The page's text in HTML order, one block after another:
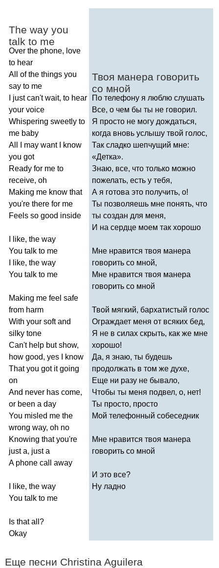
The way you
talk to me
Over the phone, love
to hear
All
of the things you
say to me
just can't wait, to hear
your voice
Whispering sweetly to
me baby
All
may want
know
you got
Ready for me to
receive, oh
Making me know that
you're there for me
Feels so good inside
like, the way
You talk to me
like, the way
You talk to me
Making me feel safe
from harm
With your soft and
silky tone
Can't help but show,
how good, yes
know
That you got it going
on
And never has come,
or been a day
You misled me the
wrong way, oh no
Knowing that you're
just a, just a
A phone call away
like, the way
You talk to me
Is that all ?
Okay
Твоя манера говорить
со мной
По телефону я люблю слушать
Все, о чем бы ты не говорил.
Я просто не могу дождаться,
когда вновь услышу твой голос,
Так сладко шепчущий мне:
«Детка».
Знаю, все, что только можно
пожелать, есть у тебя,
А я готова это получить, о!
Ты позволяешь мне понять, что
ты создан для меня,
И на сердце моем так хорошо
Мне нравится твоя манера
говорить со мной,
Мне нравится твоя манера
говорить со мной
Твой мягкий, бархатистый голос
Ограждает меня от всяких бед,
Я не в силах скрыть, как же мне
хорошо!
Да, я знаю, ты будешь
продолжать в том же духе,
Еще ни разу не бывало,
Чтобы ты меня подвел, о, нет!
Ты просто, просто
Мой телефонный собеседник
Мне нравится твоя манера
говорить со мной
И это все?
Ну ладно
Еще песни Christina Aguilera